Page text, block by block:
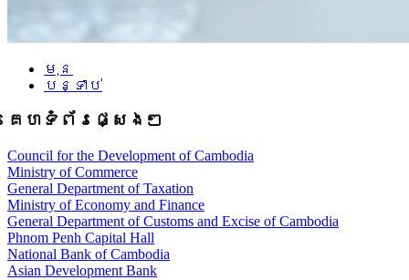
មុន
បន្ទាប់
គេហទំព័រផ្សេងៗ
Council for the Development of Cambodia
Ministry of Commerce
General Department of Taxation
Ministry of Economy and Finance
General Department of Customs and Excise of Cambodia
Phnom Penh Capital Hall
National Bank of Cambodia
Asian Development Bank